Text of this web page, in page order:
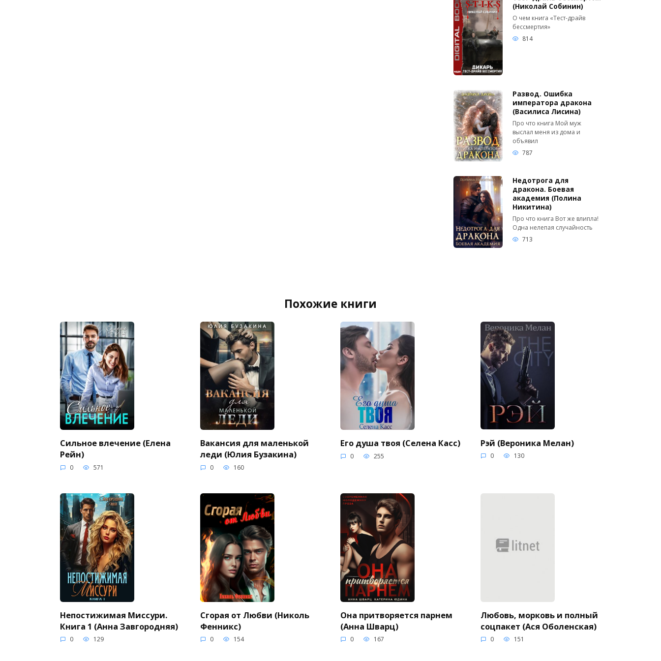
(Николай Собинин)
О чем книга «Тест-драйв
бессмертия»
814
Развод. Ошибка
императора дракона
(Василиса Лисина)
Про что книга Мой муж
выслал меня из дома и
объявил
787
Недотрога для
дракона. Боевая
академия (Полина
Никитина)
Про что книга Вот же влипла!
Одна нелепая случайность
713
Похожие книги
Сильное влечение (Елена
Рейн)
0 571
Вакансия для маленькой
леди (Юлия Бузакина)
0 160
Его душа твоя (Селена Касс)
0 255
Рэй (Вероника Мелан)
0 130
Непостижимая Миссури.
Книга 1 (Анна Завгородняя)
0 129
Сгорая от Любви (Николь
Фенникс)
0 154
Она притворяется парнем
(Анна Шварц)
0 167
Любовь, морковь и полный
соцпакет (Ася Оболенская)
0 151